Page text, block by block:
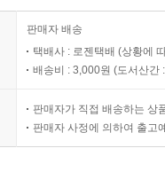
판매자 배송
택배사 : 로젠택배 (상황에
배송비 : 3,000원 (도서산간
판매자가 직접 배송하는 상
판매자 사정에 의하여 출고